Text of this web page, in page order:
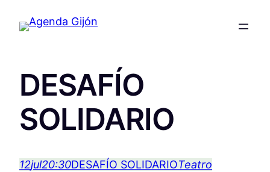
DESAFÍO
SOLIDARIO
12jul20:30DESAFÍO SOLIDARIOTeatro